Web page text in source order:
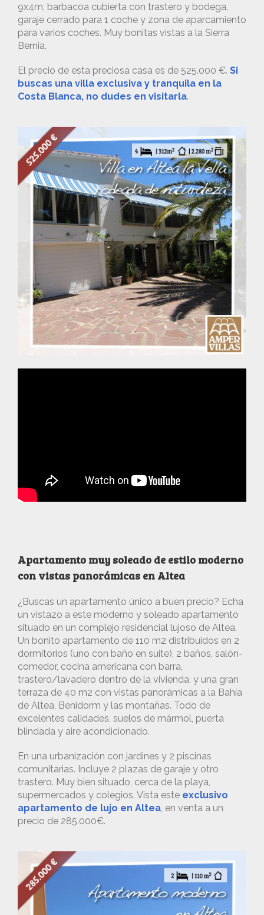
9x4m, barbacoa cubierta con trastero y bodega,
garaje cerrado para 1 coche y zona de aparcamiento
para varios coches. Muy bonitas vistas a la Sierra
Bernia.
El precio de esta preciosa casa es de 525.000 €. Si
buscas una villa exclusiva y tranquila en la
Costa Blanca, no dudes en visitarla.
Apartamento muy soleado de estilo moderno
con vistas panorámicas en Altea
¿Buscas un apartamento único a buen precio? Echa
un vistazo a este moderno y soleado apartamento
situado en un complejo residencial lujoso de Altea.
Un bonito apartamento de 110 m2 distribuidos en 2
dormitorios (uno con baño en suite), 2 baños, salón-
comedor, cocina americana con barra,
trastero/lavadero dentro de la vivienda, y una gran
terraza de 40 m2 con vistas panorámicas a la Bahía
de Altea, Benidorm y las montañas. Todo de
excelentes calidades, suelos de mármol, puerta
blindada y aire acondicionado.
En una urbanización con jardines y 2 piscinas
comunitarias. Incluye 2 plazas de garaje y otro
trastero. Muy bien situado, cerca de la playa,
supermercados y colegios. Vista este exclusivo
apartamento de lujo en Altea, en venta a un
precio de 285.000€.